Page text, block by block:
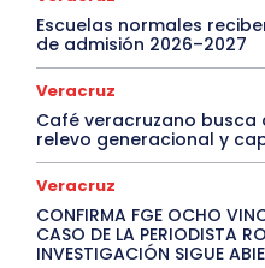
Escuelas normales
de admisión 2026–2027
Veracruz
Café veracruzano
relevo generacional y
Veracruz
CONFIRMA FGE OCHO
CASO DE LA PERIODISTA
INVESTIGACIÓN SIGUE